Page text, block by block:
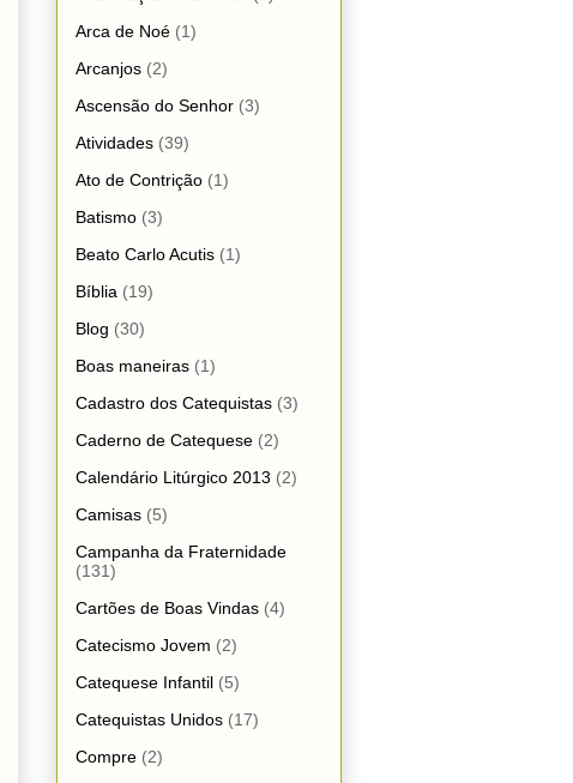
Arca de Noé (1)
Arcanjos (2)
Ascensão do Senhor (3)
Atividades (39)
Ato de Contrição (1)
Batismo (3)
Beato Carlo Acutis (1)
Bíblia (19)
Blog (30)
Boas maneiras (1)
Cadastro dos Catequistas (3)
Caderno de Catequese (2)
Calendário Litúrgico 2013 (2)
Camisas (5)
Campanha da Fraternidade
(131)
Cartões de Boas Vindas (4)
Catecismo Jovem (2)
Catequese Infantil (5)
Catequistas Unidos (17)
Compre (2)